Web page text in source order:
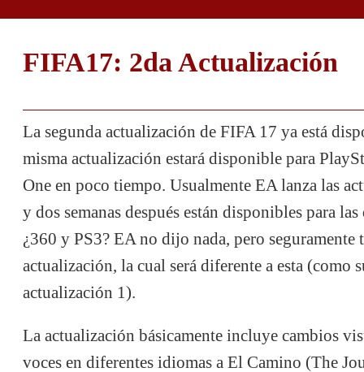
FIFA17: 2da Actualización
La segunda actualización de FIFA 17 ya está
misma actualización estará disponible para
One en poco tiempo. Usualmente EA lanza las
y dos semanas después están disponibles para
¿360 y PS3? EA no dijo nada, pero seguramente
actualización, la cual será diferente a esta (como
actualización 1).
La actualización básicamente incluye cambios
voces en diferentes idiomas a El Camino (The